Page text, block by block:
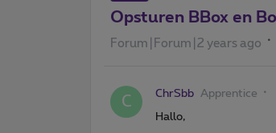
Opsturen BBox en
Forum|Forum|2 years ago
C ChrSbb Apprentice
Hallo,